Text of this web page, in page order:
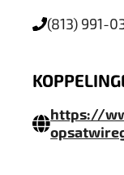
(813) 991-
https://